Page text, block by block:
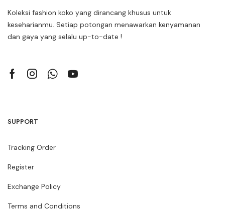
Koleksi fashion koko yang dirancang khusus untuk
keseharianmu. Setiap potongan menawarkan kenyamanan
dan gaya yang selalu up-to-date !
SUPPORT
Tracking Order
Register
Exchange Policy
Terms and Conditions